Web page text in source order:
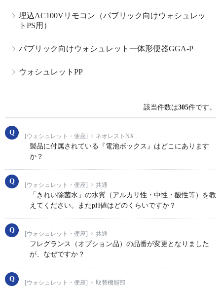
埋込AC100Vリモコン（パブリック向けウォシュレッ
トPS用）
パブリック向けウォシュレット一体形便器GGA-P
ウォシュレットPP
該当件数は305件です。
[ウォシュレット・便座] ネオレストNX
製品に付属されている『電池ボックス』はどこにあります
か？
[ウォシュレット・便座] 共通
「きれい除菌水」の水質（アルカリ性・中性・酸性等）を教
えてください。またpH値はどのくらいですか？
[ウォシュレット・便座] 共通
フレグランス（オプション品）の品番が変更となりました
が、なぜですか？
[ウォシュレット・便座] 取替機能部